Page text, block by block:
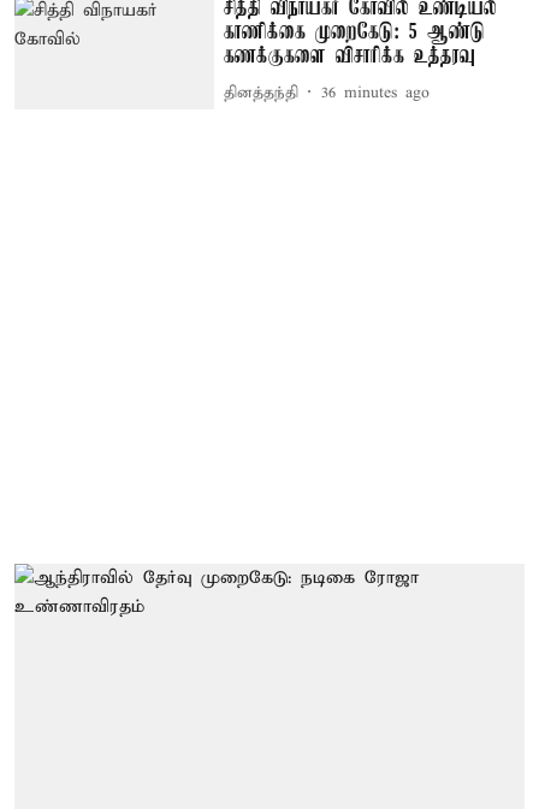
சித்தி விநாயகர் கோவில் உண்டியல்
காணிக்கை முறைகேடு: 5 ஆண்டு
கணக்குகளை விசாரிக்க உத்தரவு
தினத்தந்தி 36 minutes ago